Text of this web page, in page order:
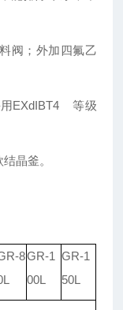
阀；外加四氟乙
用EXdIBT4 等级
晶釜。
8GR-1
00L
GR-1
50L